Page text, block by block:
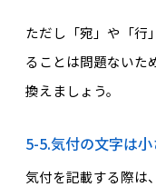
ただし「宛」や「行
ることは問題ないた
換えましょう。
5-5.気付の文字は
気付を記載する際は